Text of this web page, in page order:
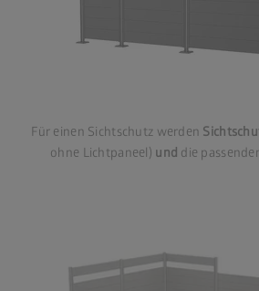
Für einen Sichtschutz werden
ohne Lichtpaneel) und die